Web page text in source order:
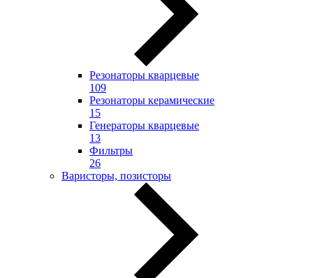
Резонаторы кварцевые
109
Резонаторы керамические
15
Генераторы кварцевые
13
Фильтры
26
Варисторы, позисторы